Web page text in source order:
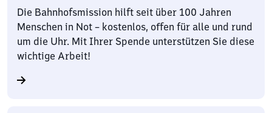
Die Bahnhofsmission hilft seit über 100 Jahren
Menschen in Not – kostenlos, offen für alle und rund
um die Uhr. Mit Ihrer Spende unterstützen Sie diese
wichtige Arbeit!